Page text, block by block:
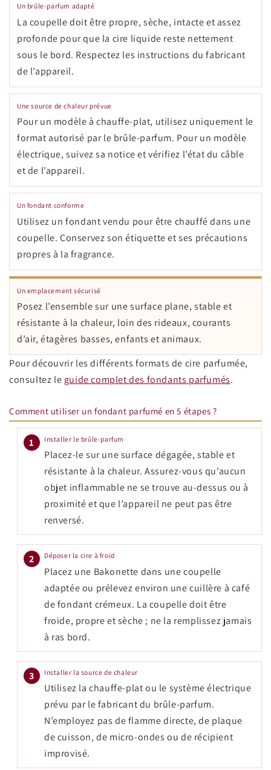
Un brûle-parfum adapté
La coupelle doit être propre, sèche, intacte et assez
profonde pour que la cire liquide reste nettement
sous le bord. Respectez les instructions du fabricant
de l’appareil.
Une source de chaleur prévue
Pour un modèle à chauffe-plat, utilisez uniquement le
format autorisé par le brûle-parfum. Pour un modèle
électrique, suivez sa notice et vérifiez l’état du câble
et de l’appareil.
Un fondant conforme
Utilisez un fondant vendu pour être chauffé dans une
coupelle. Conservez son étiquette et ses précautions
propres à la fragrance.
Un emplacement sécurisé
Posez l’ensemble sur une surface plane, stable et
résistante à la chaleur, loin des rideaux, courants
d’air, étagères basses, enfants et animaux.
Pour découvrir les différents formats de cire parfumée,
consultez le guide complet des fondants parfumés.
Comment utiliser un fondant parfumé en 5 étapes ?
1 Installer le brûle-parfum
Placez-le sur une surface dégagée, stable et
résistante à la chaleur. Assurez-vous qu’aucun
objet inflammable ne se trouve au-dessus ou à
proximité et que l’appareil ne peut pas être
renversé.
2 Déposer la cire à froid
Placez une Bakonette dans une coupelle
adaptée ou prélevez environ une cuillère à café
de fondant crémeux. La coupelle doit être
froide, propre et sèche ; ne la remplissez jamais
à ras bord.
3 Installer la source de chaleur
Utilisez la chauffe-plat ou le système électrique
prévu par le fabricant du brûle-parfum.
N’employez pas de flamme directe, de plaque
de cuisson, de micro-ondes ou de récipient
improvisé.